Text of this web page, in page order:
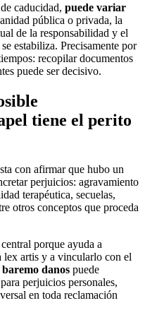
caducidad, puede variar
pública o privada, la
de la responsabilidad y el
estabiliza. Precisamente por
recopilar documentos
puede ser decisivo.
tiene el perito
con afirmar que hubo un
perjuicios: agravamiento
terapéutica, secuelas,
otros conceptos que proceda
porque ayuda a
lex artis y a vincularlo con el
baremo danos puede
perjuicios personales,
en toda reclamación